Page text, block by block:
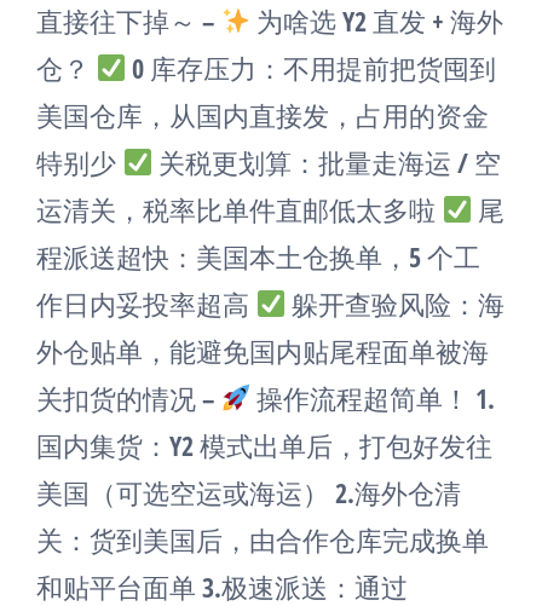
直接往下掉～ –
为啥选 Y2 直发 + 海外
仓？
0 库存压力：不用提前把货囤到
美国仓库，从国内直接发，占用的资金
特别少
关税更划算：批量走海运 / 空
运清关，税率比单件直邮低太多啦
尾
程派送超快：美国本土仓换单，5 个工
作日内妥投率超高
躲开查验风险：海
外仓贴单，能避免国内贴尾程面单被海
关扣货的情况 –
操作流程超简单！ 1.
国内集货：Y2 模式出单后，打包好发往
美国（可选空运或海运） 2.海外仓清
关：货到美国后，由合作仓库完成换单
和贴平台面单 3.极速派送：通过